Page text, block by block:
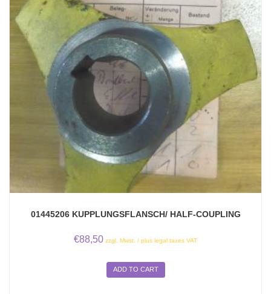
01445206 KUPPLUNGSFLANSCH/ HALF-COUPLING
€88,50 zzgl. Mwst. / plus legal taxes VAT
ADD TO CART